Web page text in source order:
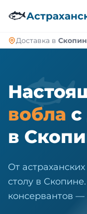
🐟
Доставка в Скопин
🐟
вобла
в
От
столу в
консервантов —